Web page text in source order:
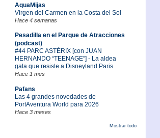
AquaMijas
Virgen del Carmen en la Costa del Sol
Hace 4 semanas
Pesadilla en el Parque de Atracciones
(podcast)
#44 PARC ASTÉRIX [con JUAN
HERNANDO “TEENAGE”] - La aldea
gala que resiste a Disneyland Paris
Hace 1 mes
Pafans
Las 4 grandes novedades de
PortAventura World para 2026
Hace 3 meses
Mostrar todo